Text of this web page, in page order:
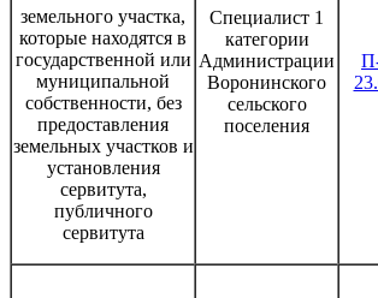
земельного участка,
которые находятся в
государственной или
муниципальной
собственности, без
предоставления
земельных участков и
установления
сервитута,
публичного
сервитута
Специалист 1
категории
Администрации
Воронинского
сельского
поселения